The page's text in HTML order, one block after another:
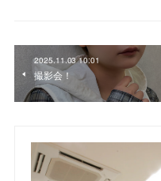
2025.11.03 10:01
撮影会！